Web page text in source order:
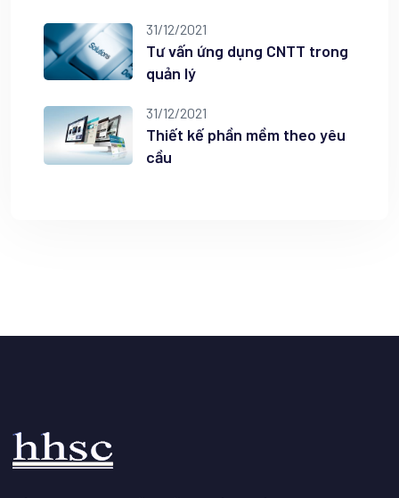
31/12/2021
Tư vấn ứng dụng CNTT trong
quản lý
31/12/2021
Thiết kế phần mềm theo yêu
cầu